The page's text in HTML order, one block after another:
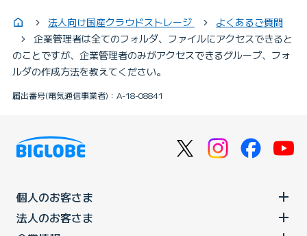
法人向け国産クラウドストレージ
よくあるご質問
企業管理者は全てのフォルダ、ファイルにアクセスできると
のことですが、企業管理者のみがアクセスできるグループ、フォ
ルダの作成方法を教えてください。
届出番号(電気通信事業者)：A-18-08841
個人のお客さま
法人のお客さま